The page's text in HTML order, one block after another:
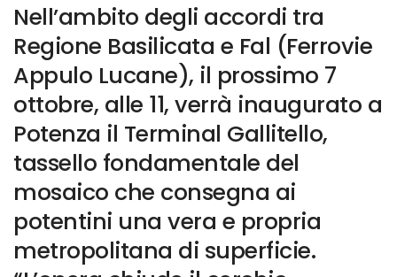
Nell’ambito degli accordi tra
Regione Basilicata e Fal (Ferrovie
Appulo Lucane), il prossimo 7
ottobre, alle 11, verrà inaugurato a
Potenza il Terminal Gallitello,
tassello fondamentale del
mosaico che consegna ai
potentini una vera e propria
metropolitana di superficie.